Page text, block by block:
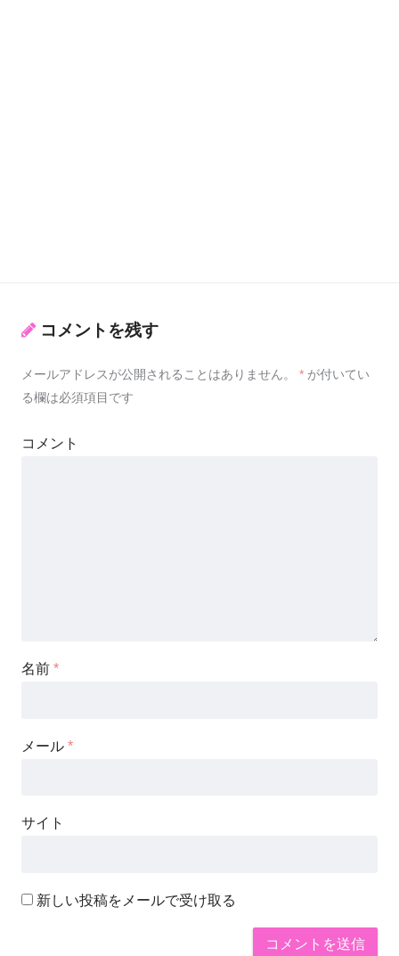
コメントを残す
メールアドレスが公開されることはありません。 * が付いてい
る欄は必須項目です
コメント
名前 *
メール *
サイト
新しい投稿をメールで受け取る